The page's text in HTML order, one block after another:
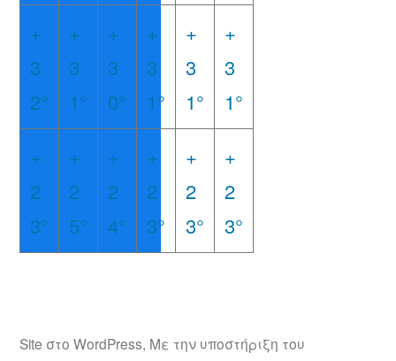
+
3
2°
+
3
1°
+
3
0°
+
3
1°
+
3
1°
+
3
1°
+
2
3°
+
2
5°
+
2
4°
+
2
3°
+
2
3°
+
2
3°
Site στο WordPress, Με την υποστήριξη του